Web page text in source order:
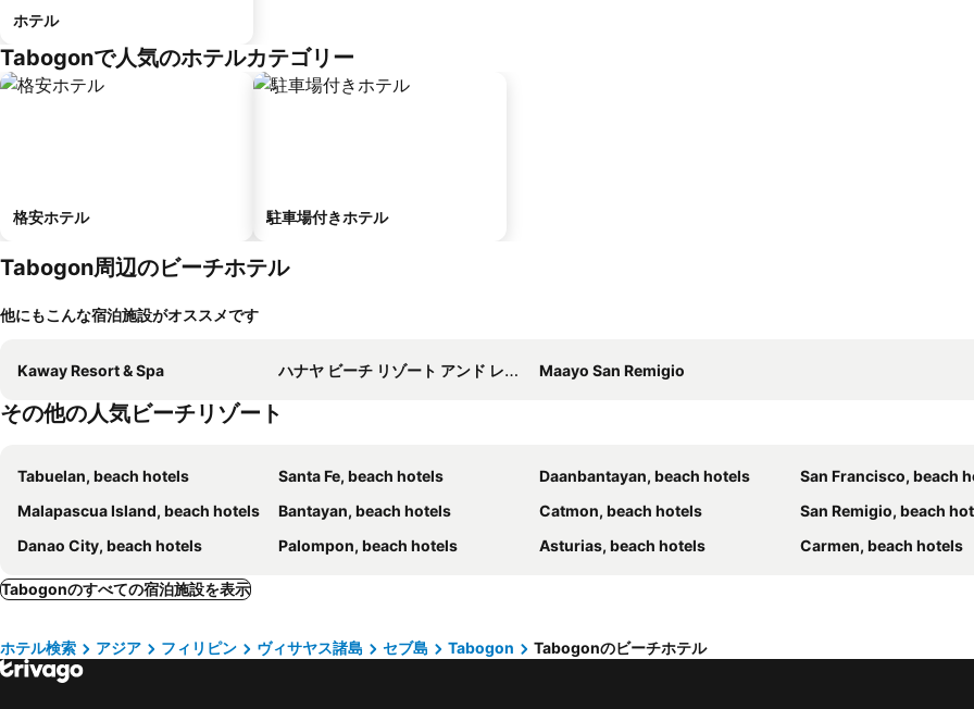
ホテル
Tabogonで人気のホテルカテゴリー
格安ホテル 駐車場付きホテル
Tabogon周辺のビーチホテル
他にもこんな宿泊施設がオススメです
Kaway Resort & Spa ハナヤ ビーチ リゾート アンド レストラン Maayo San Remigio
その他の人気ビーチリゾート
Tabuelan, beach hotels Santa Fe, beach hotels Daanbantayan, beach hotels
San Francisco, beach
Malapascua Island, beach hotels
Bantayan, beach hotels Catmon, beach hotels
San Remigio, beach
Danao City, beach hotels
Palompon, beach hotels Asturias, beach hotels Carmen, beach hotels
Tabogonのすべての宿泊施設を表示
ホテル検索 アジア フィリピン ヴィサヤス諸島 セブ島 Tabogon Tabogonのビーチホテル